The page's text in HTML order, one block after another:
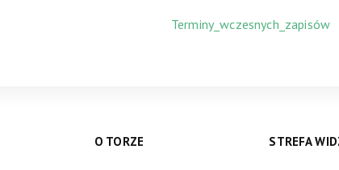
Terminy_wczesnych_zapisów
O TORZE STREFA